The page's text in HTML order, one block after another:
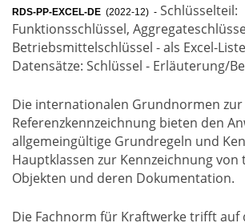
RDS-PP-EXCEL-DE (2022-12) - Schlüsselteil:
Funktionsschlüssel,
Betriebsmittelschlüssel - als Excel-
Datensätze: Schlüssel - Erläuterung/
Die internationalen Grundnormen zur
Referenzkennzeichnung bieten den
allgemeingültige Grundregeln und
Hauptklassen zur Kennzeichnung von
Objekten und deren Dokumentation.
Die Fachnorm für Kraftwerke trifft auf